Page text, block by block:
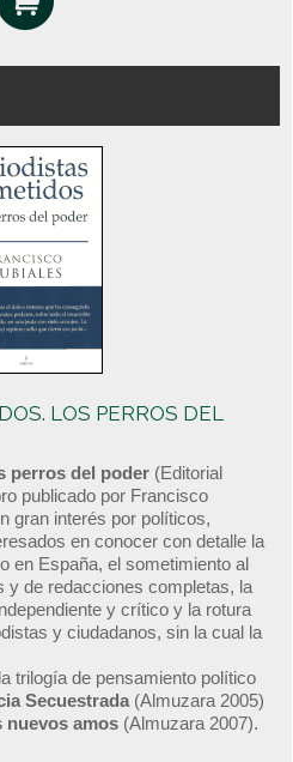
LOS PERROS DEL
perros del poder (Editorial
publicado por Francisco
gran interés por políticos,
en conocer con detalle la
en España, el sometimiento al
y de redacciones completas, la
y crítico y la rotura
y ciudadanos, sin la cual la
trilogía de pensamiento político
Secuestrada (Almuzara 2005)
nuevos amos (Almuzara 2007).